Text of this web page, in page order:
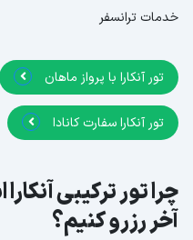
خدمات ترانسفر
تور آنکارا با پرواز ماهان
تور آنکارا سفارت کانادا
چرا تور ترکیبی
آخر رزرو کنیم؟